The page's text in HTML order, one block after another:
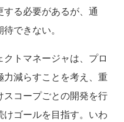
る必要があるが、通
できない。
トマネージャは、プロ
減らすことを考え、重
コープごとの開発を行
ゴールを目指す。いわ